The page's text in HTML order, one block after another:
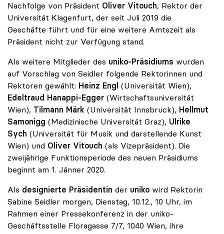
Nachfolge von Präsident Oliver Vitouch, Rektor der
Universität Klagenfurt, der seit Juli 2019 die
Geschäfte führt und für eine weitere Amtszeit als
Präsident nicht zur Verfügung stand.
Als weitere Mitglieder des uniko-Präsidiums wurden
auf Vorschlag von Seidler folgende Rektorinnen und
Rektoren gewählt: Heinz Engl (Universität Wien),
Edeltraud Hanappi-Egger (Wirtschaftsuniversität
Wien), Tilmann Märk (Universität Innsbruck), Hellmut
Samonigg (Medizinische Universität Graz), Ulrike
Sych (Universität für Musik und darstellende Kunst
Wien) und Oliver Vitouch (als Vizepräsident). Die
zweijährige Funktionsperiode des neuen Präsidiums
beginnt am 1. Jänner 2020.
Als designierte Präsidentin der uniko wird Rektorin
Sabine Seidler morgen, Dienstag, 10.12., 10 Uhr, im
Rahmen einer Pressekonferenz in der uniko-
Geschäftsstelle Floragasse 7/7, 1040 Wien, ihre